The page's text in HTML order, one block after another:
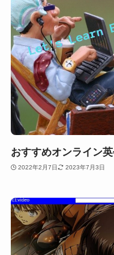
おすすめオンライン
2022年2月7日 2023年7月3日